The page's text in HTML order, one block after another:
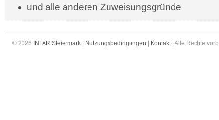
und alle anderen Zuweisungsgründe
© 2026 INFAR Steiermark Nutzungsbedingungen Kontakt| Alle Rechte